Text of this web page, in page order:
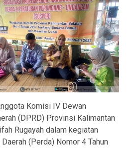
Komisi IV Dewan
(DPRD) Provinsi Kalimantan
Rugayah dalam kegiatan
(Perda) Nomor 4 Tahun